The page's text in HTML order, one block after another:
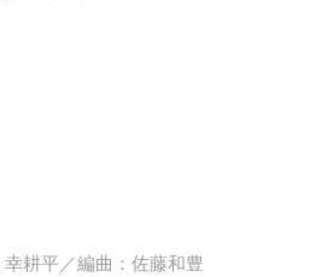
耕平／編曲：佐藤和豊